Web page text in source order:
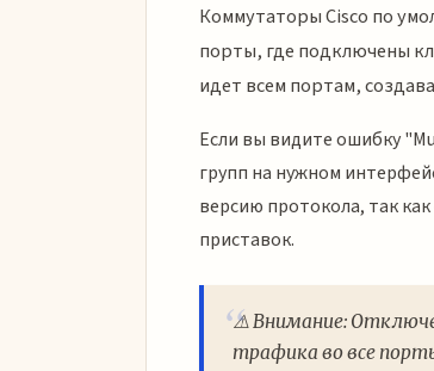
Коммутаторы Cisco по
порты, где подключены
идет всем портам,
Если вы видите ошибку
групп на нужном
версию протокола, так
приставок.
⚠️ Внимание:
трафика во все